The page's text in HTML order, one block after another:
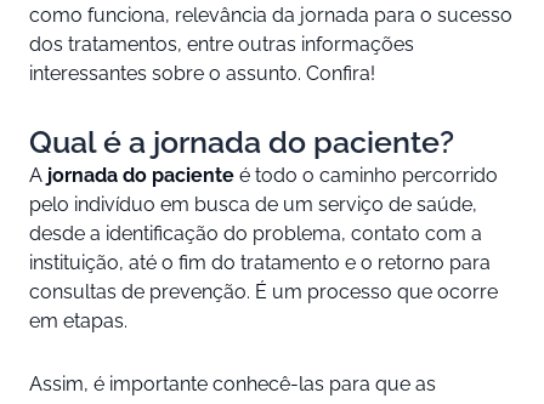
como funciona, relevância da jornada para o sucesso
dos tratamentos, entre outras informações
interessantes sobre o assunto. Confira!
Qual é a jornada do paciente?
A jornada do paciente é todo o caminho percorrido
pelo indivíduo em busca de um serviço de saúde,
desde a identificação do problema, contato com a
instituição, até o fim do tratamento e o retorno para
consultas de prevenção. É um processo que ocorre
em etapas.
Assim, é importante conhecê-las para que as